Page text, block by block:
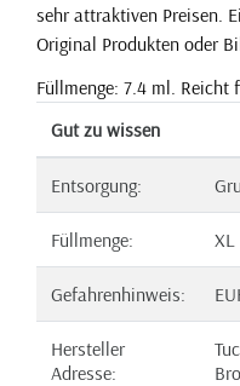
sehr attraktiven Preisen.
Original Produkten oder
Füllmenge: 7.4 ml. Reicht
Gut zu wissen
Entsorgung:
Füllmenge: XL
Gefahrenhinweis:
Hersteller
Adresse: